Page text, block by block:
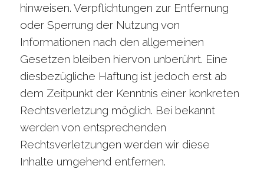
hinweisen. Verpflichtungen zur Entfernung
oder Sperrung der Nutzung von
Informationen nach den allgemeinen
Gesetzen bleiben hiervon unberührt. Eine
diesbezügliche Haftung ist jedoch erst ab
dem Zeitpunkt der Kenntnis einer konkreten
Rechtsverletzung möglich. Bei bekannt
werden von entsprechenden
Rechtsverletzungen werden wir diese
Inhalte umgehend entfernen.